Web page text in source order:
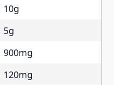
10g
5g
900mg
120mg